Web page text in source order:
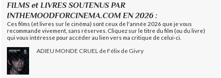
FILMS et LIVRES SOUTENUS PAR
INTHEMOODFORCINEMA.COM EN 2026 :
Ces films (et livres sur le cinéma) sont ceux de l'année 2026 que je vous
recommande vivement, sans réserves. Cliquez sur le titre du film (ou du livre)
qui vous intéresse pour accéder au lien vers ma critique de celui-ci.
ADIEU MONDE CRUEL de Félix de Givry